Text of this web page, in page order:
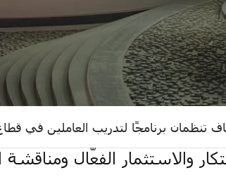
تنظمان برنامجًا لتدريب العاملين في
والاستثمار الفعّال ومناقشة